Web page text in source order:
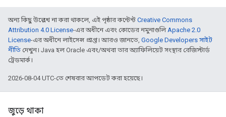
অন্য কিছু উল্লেখ না করা থাকলে, এই পৃষ্ঠার কন্টেন্ট Creative Commons
Attribution 4.0 License-এর অধীনে এবং কোডের নমুনাগুলিApache 2.0
License-এর অধীনে লাইসেন্স প্রাপ্ত। আরও জানতে, Google Developers সাইট
নীতি দেখুন। Java হল Oracle এবং/অথবা তার অ্যাফিলিয়েট সংস্থার রেজিস্টার্ড
ট্রেডমার্ক।
2026-08-04 UTC-তে শেষবার আপডেট করা হয়েছে।
জুড়ে থাকা